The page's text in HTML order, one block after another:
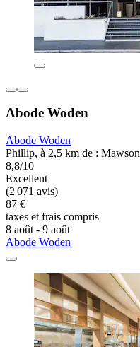
Abode Woden
Abode Woden
Phillip, à 2,5 km de : Mawson
8,8/10
Excellent
(2 071 avis)
87 €
taxes et frais compris
8 août - 9 août
Abode Woden